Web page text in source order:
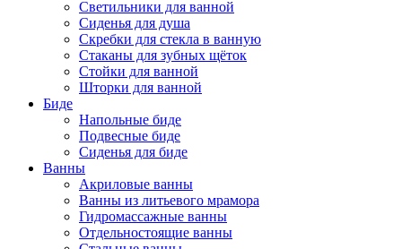
Светильники для ванной
Сиденья для душа
Скребки для стекла в ванную
Стаканы для зубных щёток
Стойки для ванной
Шторки для ванной
Биде
Напольные биде
Подвесные биде
Сиденья для биде
Ванны
Акриловые ванны
Ванны из литьевого мрамора
Гидромассажные ванны
Отдельностоящие ванны